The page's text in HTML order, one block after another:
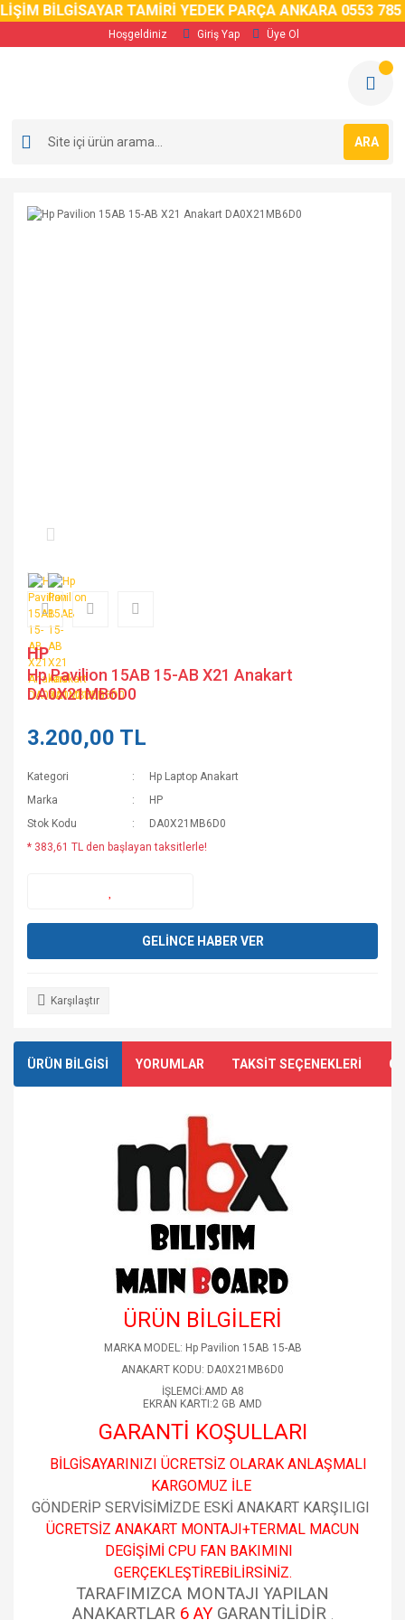
BİLGİSAYAR TAMİRİ YEDEK PARÇA ANKARA 0553 785
Hoşgeldiniz Giriş Yap Üye Ol
ARA
HP
Hp Pavilion 15AB 15-AB X21 Anakart
DA0X21MB6D0
3.200,00 TL
Kategori
Hp Laptop Anakart
Marka
HP
Stok Kodu
DA0X21MB6D0
* 383,61 TL den başlayan taksitlerle!
GELİNCE HABER VER
Karşılaştır
ÜRÜN BİLGİSİ YORUMLAR TAKSİT SEÇENEKLERİ
ÜRÜN BİLGİLERİ
MARKA MODEL: Hp Pavilion 15AB 15-AB
ANAKART KODU: DA0X21MB6D0
İŞLEMCİ:AMD A8
EKRAN KARTI:2 GB AMD
GARANTİ KOŞULLARI
BİLGİSAYARINIZI ÜCRETSİZ OLARAK ANLAŞMALI
KARGOMUZ İLE
GÖNDERİP SERVİSİMİZDE ESKİ ANAKART KARŞILIGI
ÜCRETSİZ ANAKART MONTAJI+TERMAL MACUN
DEGİŞİMİ CPU FAN BAKIMINI
GERÇEKLEŞTİREBİLİRSİNİZ.
TARAFIMIZCA MONTAJI YAPILAN
ANAKARTLAR 6 AYGARANTİLİDİR .